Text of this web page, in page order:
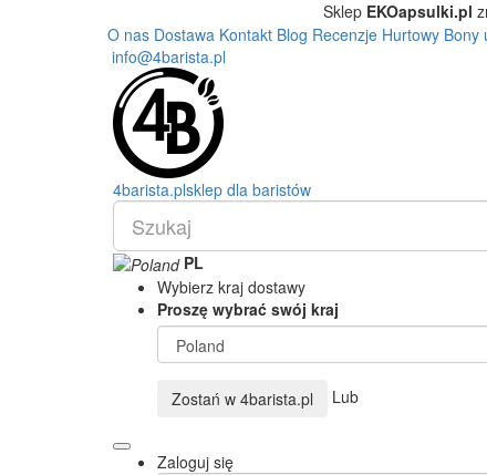
Sklep EKOapsulki.pl
O nas Dostawa Kontakt Blog Recenzje Hurtowy Bony
info@4barista.pl
4barista.plsklep dla baristów
PL
Wybierz kraj dostawy
Proszę wybrać swój kraj
Zostań w 4barista.pl Lub
Zaloguj się